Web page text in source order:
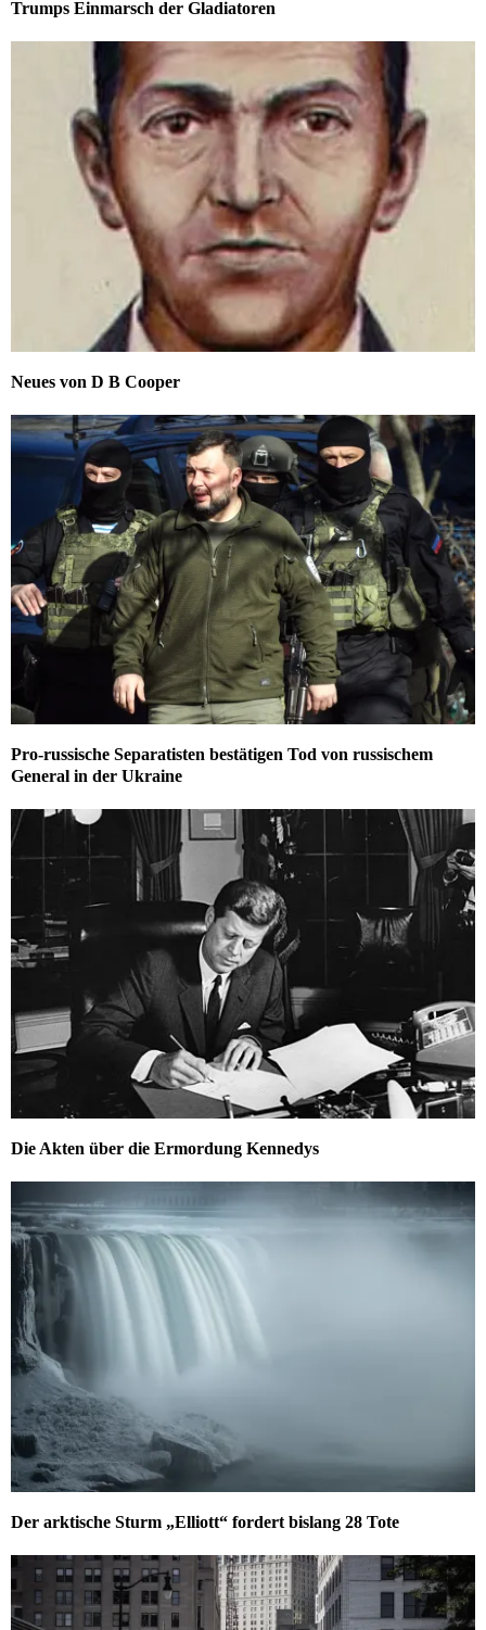
Trumps Einmarsch der Gladiatoren
Neues von D B Cooper
Pro-russische Separatisten bestätigen Tod von russischem
General in der Ukraine
Die Akten über die Ermordung Kennedys
Der arktische Sturm „Elliott“ fordert bislang 28 Tote